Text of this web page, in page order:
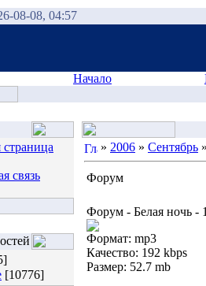
08-08, 04:57
Начало
страница
связь
[10776]
» 2006 » Сентябрь
Форум
Форум - Белая ночь -
Формат: mp3
Качество: 192 kbps
Размер: 52.7 mb